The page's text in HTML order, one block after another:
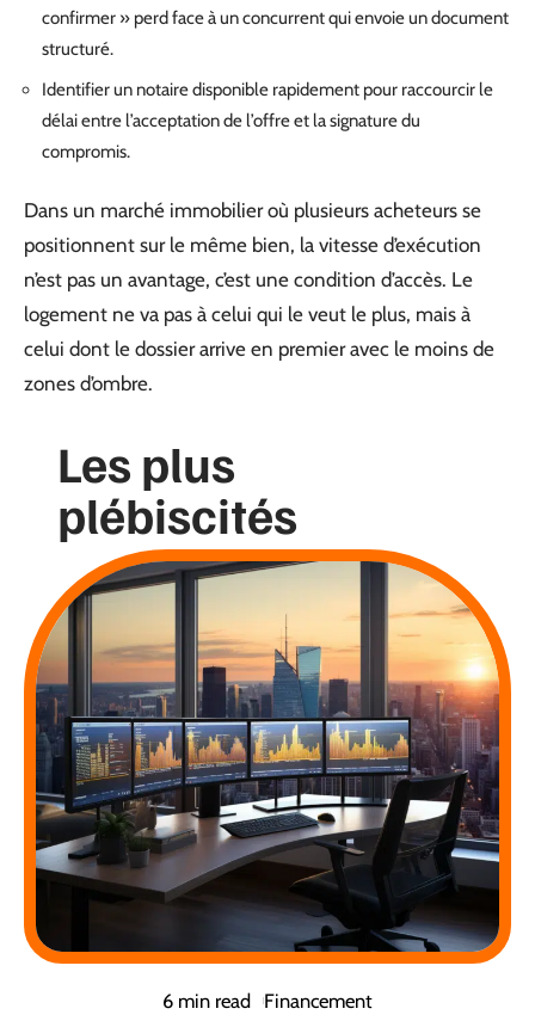
confirmer » perd face à un concurrent qui envoie un document
structuré.
Identifier un notaire disponible rapidement pour raccourcir le
délai entre l’acceptation de l’offre et la signature du
compromis.
Dans un marché immobilier où plusieurs acheteurs se
positionnent sur le même bien, la vitesse d’exécution
n’est pas un avantage, c’est une condition d’accès. Le
logement ne va pas à celui qui le veut le plus, mais à
celui dont le dossier arrive en premier avec le moins de
zones d’ombre.
Les plus
plébiscités
6 min read Financement